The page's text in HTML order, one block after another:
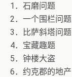
1．石磨问题
2．一个围栏问题
3．比萨斜塔问题
4．宝藏趣题
5．钟楼大盗
6．约克郡的地产